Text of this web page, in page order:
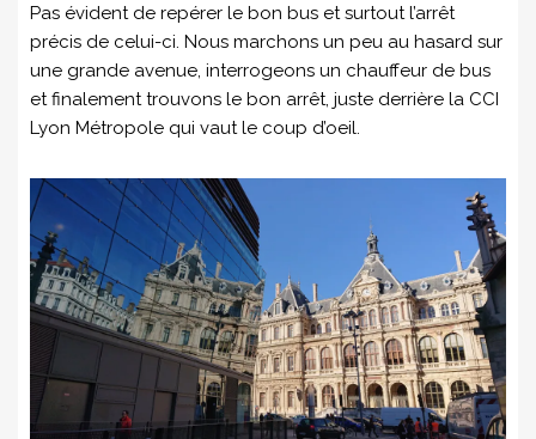
Pas évident de repérer le bon bus et surtout l’arrêt
précis de celui-ci. Nous marchons un peu au hasard sur
une grande avenue, interrogeons un chauffeur de bus
et finalement trouvons le bon arrêt, juste derrière la CCI
Lyon Métropole qui vaut le coup d’oeil.